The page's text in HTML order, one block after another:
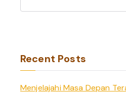
Recent Posts
Menjelajahi Masa Depan